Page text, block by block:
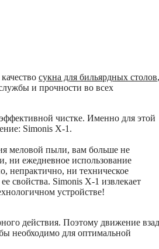
сукна для бильярдных столов,
и прочности во всех
чистке. Именно для этой
Simonis X-1.
меловой пыли, вам больше не
ни ежедневное использование
непрактично, ни техническое
свойства. Simonis X-1 извлекает
устройстве!
действия. Поэтому движение взад
необходимо для оптимальной